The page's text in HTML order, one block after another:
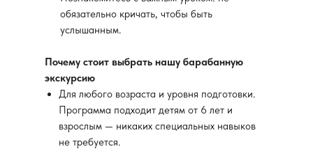
обязательно кричать, чтобы быть
услышанным.
Почему стоит выбрать нашу барабанную
экскурсию
Для любого возраста и уровня подготовки.
Программа подходит детям от 6 лет и
взрослым — никаких специальных навыков
не требуется.